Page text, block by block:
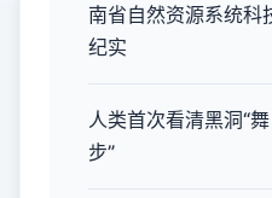
南省自然资源系统科
纪实
人类首次看清黑洞“舞
步”